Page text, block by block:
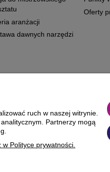
aranżacji
dawnych narzędzi
Oferty
ruch w naszej witrynie.
Partnerzy mogą
Polityce prywatności.